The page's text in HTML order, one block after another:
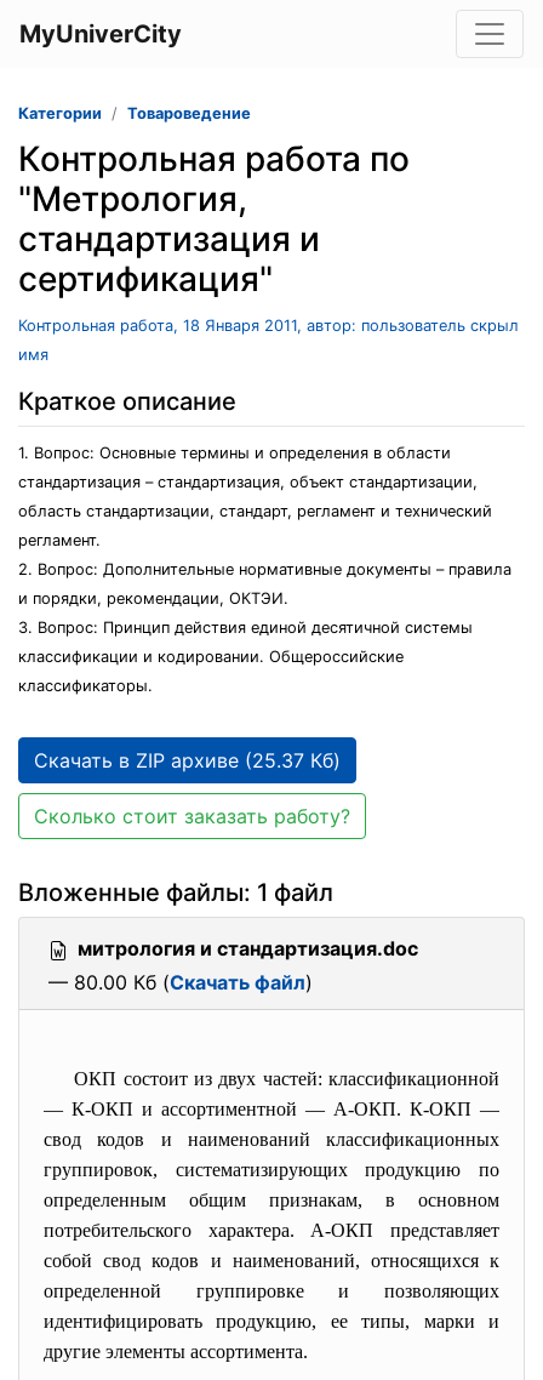
MyUniverCity
Категории Товароведение
Контрольная работа по
"Метрология,
стандартизация и
сертификация"
Контрольная работа, 18 Января 2011, автор: пользователь скрыл
имя
Краткое описание
1. Вопрос: Основные термины и определения в области
стандартизация – стандартизация, объект стандартизации,
область стандартизации, стандарт, регламент и технический
регламент.
2. Вопрос: Дополнительные нормативные документы – правила
и порядки, рекомендации, ОКТЭИ.
3. Вопрос: Принцип действия единой десятичной системы
классификации и кодировании. Общероссийские
классификаторы.
Скачать в ZIP архиве (25.37 Кб)
Сколько стоит заказать работу?
Вложенные файлы: 1 файл
митрология и стандартизация.doc
— 80.00 Кб (Скачать файл)
ОКП состоит из двух частей: классификационной
— К-ОКП и ассортиментной — А-ОКП. К-ОКП —
свод кодов и наименований классификационных
группировок, систематизирующих продукцию по
определенным общим признакам, в основном
потребительского характера. А-ОКП представляет
собой свод кодов и наименований, относящихся к
определенной группировке и позволяющих
идентифицировать продукцию, ее типы, марки и
другие элементы ассортимента.